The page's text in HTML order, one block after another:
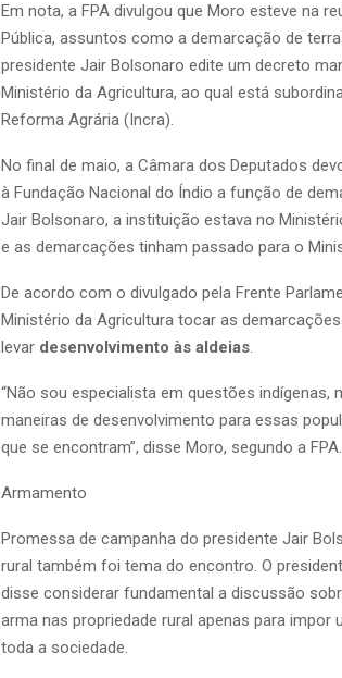
Em nota, a FPA divulgou que Moro esteve na
Pública, assuntos como a demarcação de
presidente Jair Bolsonaro edite um decreto
Ministério da Agricultura, ao qual está
Reforma Agrária (Incra).
No final de maio, a Câmara dos Deputados
à Fundação Nacional do Índio a função de
Jair Bolsonaro, a instituição estava no
e as demarcações tinham passado para o
De acordo com o divulgado pela Frente
Ministério da Agricultura tocar as
levar desenvolvimento às aldeias.
“Não sou especialista em questões
maneiras de desenvolvimento para essas
que se encontram”, disse Moro, segundo a FPA.
Armamento
Promessa de campanha do presidente Jair
rural também foi tema do encontro. O
disse considerar fundamental a discussão
arma nas propriedade rural apenas para
toda a sociedade.